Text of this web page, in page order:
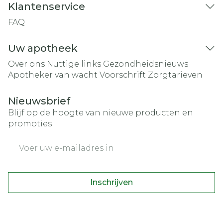
Klantenservice
FAQ
Uw apotheek
Over ons Nuttige links Gezondheidsnieuws
Apotheker van wacht Voorschrift Zorgtarieven
Nieuwsbrief
Blijf op de hoogte van nieuwe producten en
promoties
Inschrijven